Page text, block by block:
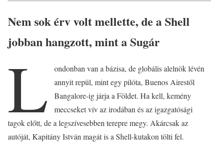
Nem sok érv volt mellette, de a Shell
jobban hangzott, mint a Sugár
L
ondonban van a bázisa, de globális alelnök lévén
annyit repül, mint egy pilóta, Buenos Airestől
Bangalore-ig járja a Földet. Ha kell, kemény
meccseket vív az irodában és az igazgatósági
tagok előtt, de a legszívesebben terepre megy. Akárcsak az
autóját, Kapitány István magát is a Shell-kutakon tölti fel.